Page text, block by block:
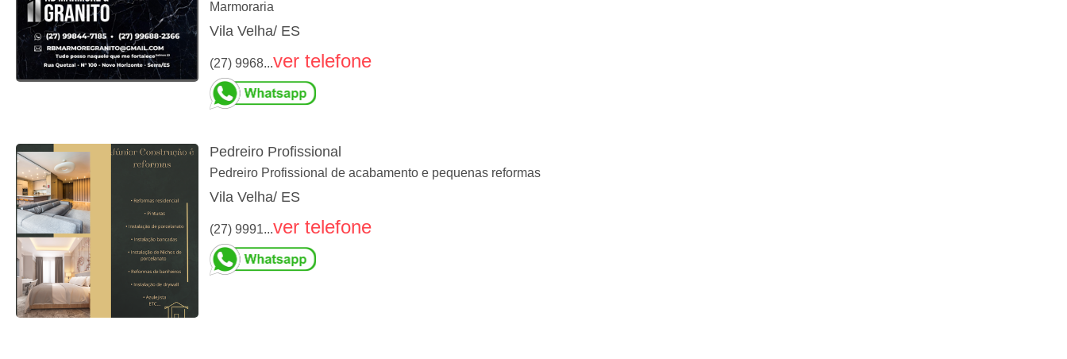
Marmoraria
Vila Velha/ ES
(27) 9968...ver telefone
Pedreiro Profissional
Pedreiro Profissional de acabamento e pequenas reformas
Vila Velha/ ES
(27) 9991...ver telefone